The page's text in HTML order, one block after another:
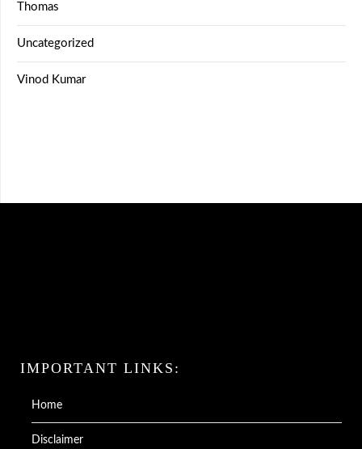
Thomas
Uncategorized
Vinod Kumar
IMPORTANT LINKS:
Home
Disclaimer